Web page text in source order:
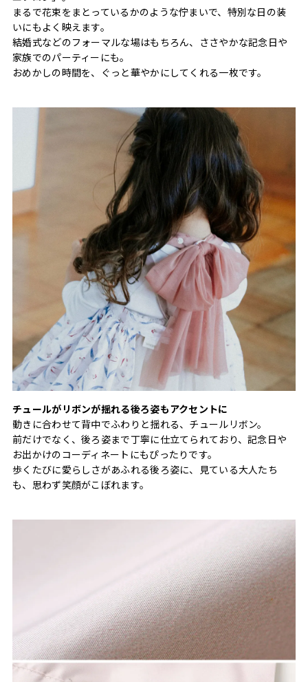
まるで花束をまとっているかのような佇まいで、特別な日の装
いにもよく映えます。
結婚式などのフォーマルな場はもちろん、ささやかな記念日や
家族でのパーティーにも。
おめかしの時間を、ぐっと華やかにしてくれる一枚です。
チュールがリボンが揺れる後ろ姿もアクセントに
動きに合わせて背中でふわりと揺れる、チュールリボン。
前だけでなく、後ろ姿まで丁寧に仕立てられており、記念日や
お出かけのコーディネートにもぴったりです。
歩くたびに愛らしさがあふれる後ろ姿に、見ている大人たち
も、思わず笑顔がこぼれます。